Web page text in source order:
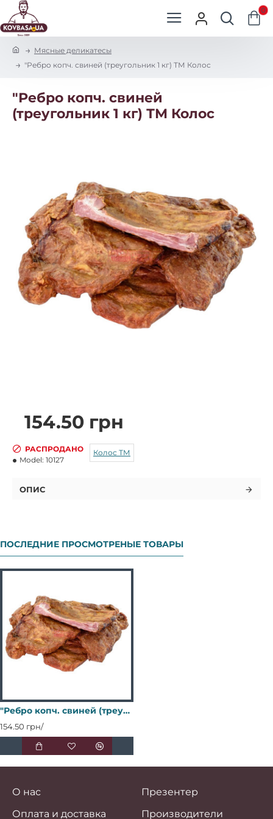
0
Мясные деликатесы
"Ребро копч. свиней (треугольник 1 кг) ТМ Колос
"Ребро копч. свиней
(треугольник 1 кг) ТМ Колос
154.50 грн
РАСПРОДАНО
Model: 10127
Колос ТМ
ОПИС
ПОСЛЕДНИЕ ПРОСМОТРЕНЫЕ ТОВАРЫ
"Ребро копч. свиней (треугольник 1 кг) ТМ Колос
154.50 грн/
О нас
Оплата и доставка
Презентер
Производители